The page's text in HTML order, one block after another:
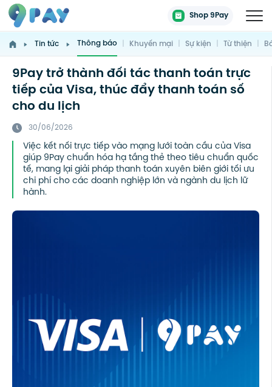
Shop 9Pay
Tin tức Thông báo | Khuyến mại | Sự kiện | Từ thiện |
9Pay trở thành đối tác thanh toán trực
tiếp của Visa, thúc đẩy thanh toán số
cho du lịch
30/06/2026
Việc kết nối trực tiếp vào mạng lưới toàn cầu của Visa
giúp 9Pay chuẩn hóa hạ tầng thẻ theo tiêu chuẩn quốc
tế, mang lại giải pháp thanh toán xuyên biên giới tối ưu
chi phí cho các doanh nghiệp lớn và ngành du lịch lữ
hành.